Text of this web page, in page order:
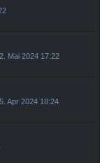
2. Mai 2024 17:22
5. Apr 2024 18:24